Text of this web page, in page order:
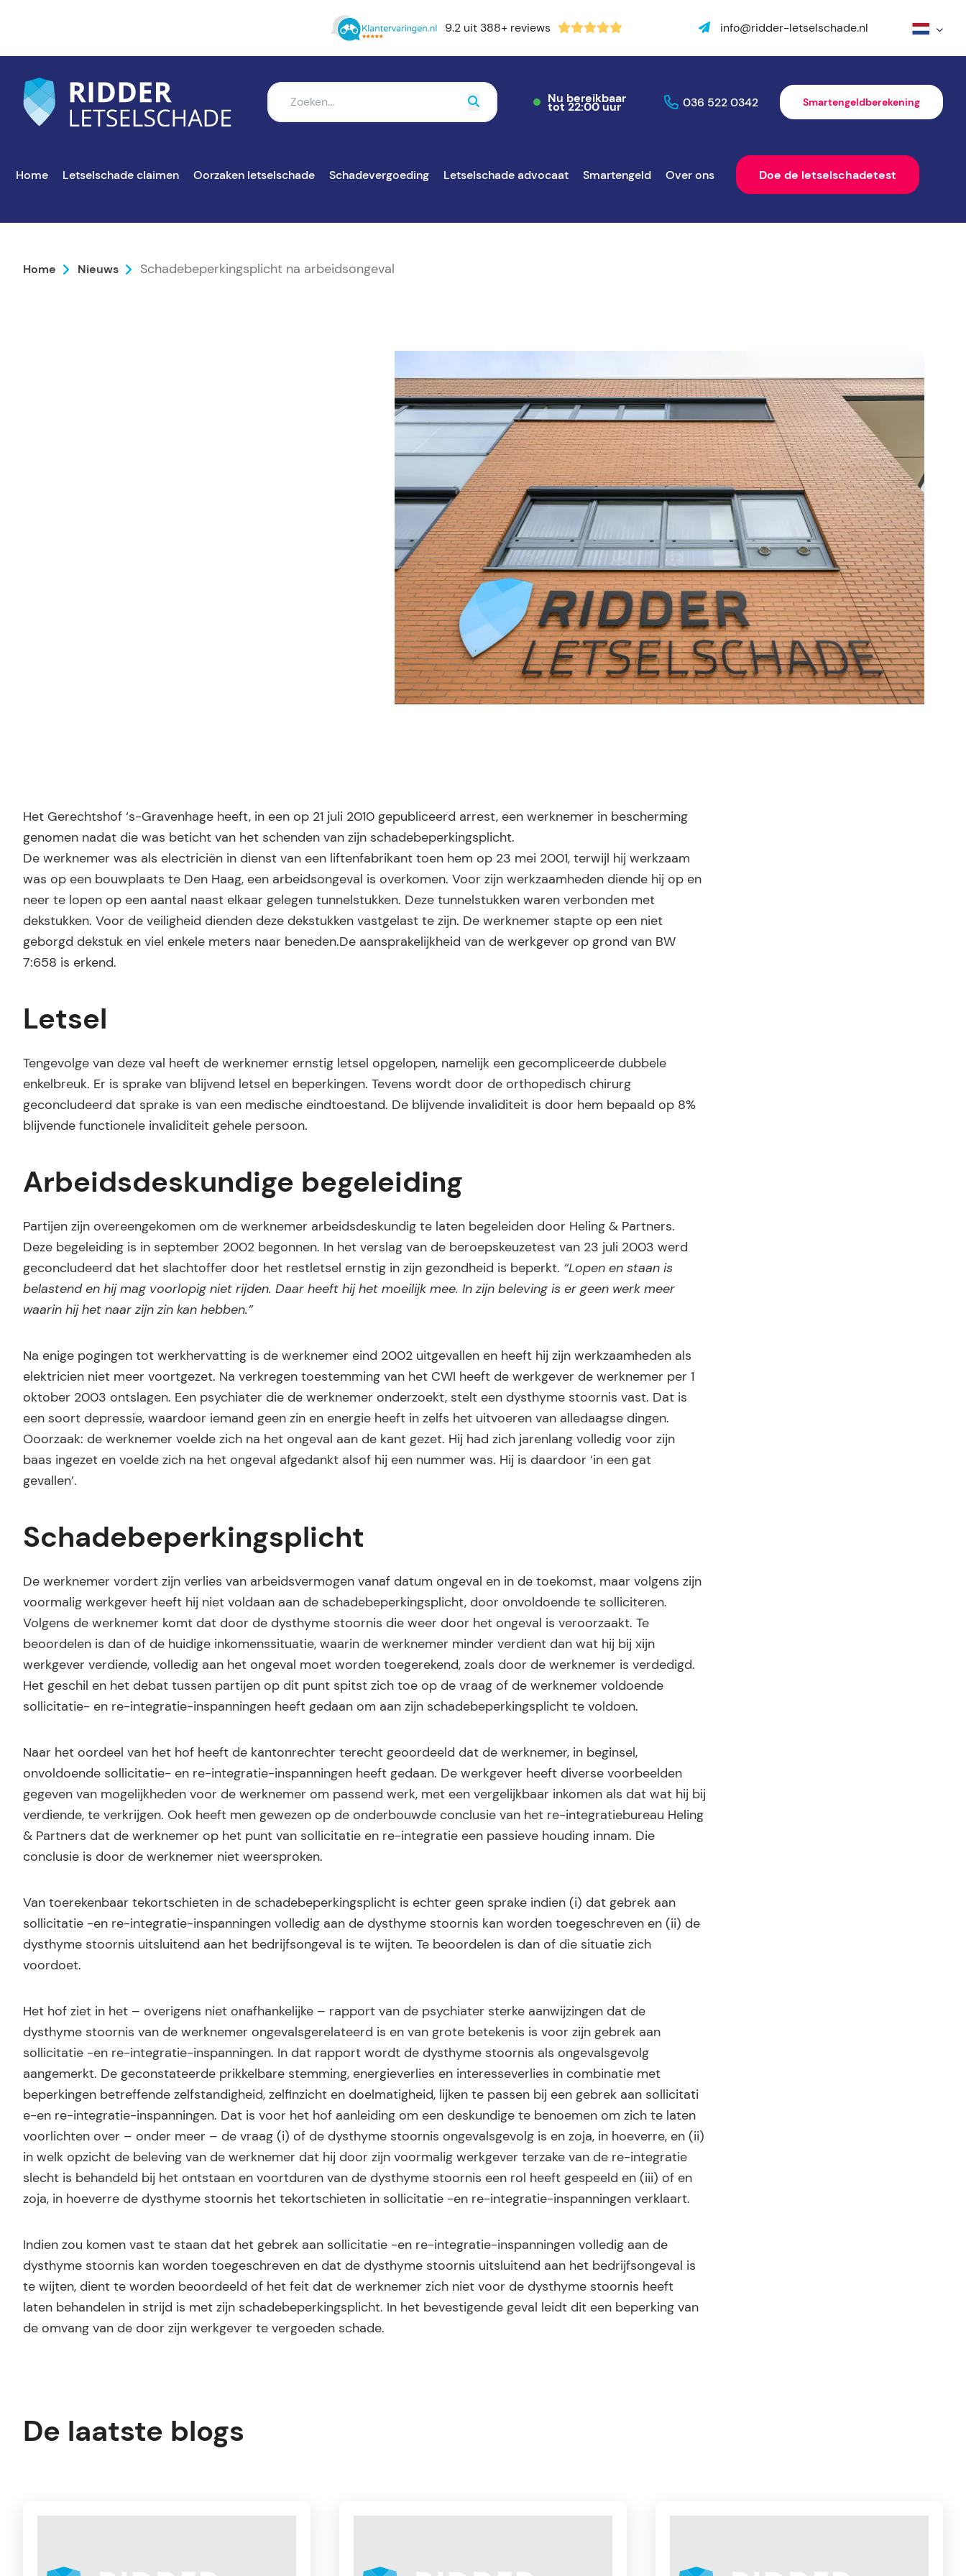
9.2 uit 388+ reviews info@ridder-letselschade.nl
Nu bereikbaar
tot 22:00 uur 036 522 0342 Smartengeldberekening
Home Letselschade claimen Oorzaken letselschade Schadevergoeding Letselschade advocaat Smartengeld Over ons Doe de letselschadetest
Home Nieuws Schadebeperkingsplicht na arbeidsongeval
Het Gerechtshof ‘s-Gravenhage heeft, in een op 21 juli 2010 gepubliceerd arrest, een werknemer in bescherming
genomen nadat die was beticht van het schenden van zijn schadebeperkingsplicht.
De werknemer was als electriciën in dienst van een liftenfabrikant toen hem op 23 mei 2001, terwijl hij werkzaam
was op een bouwplaats te Den Haag, een arbeidsongeval is overkomen. Voor zijn werkzaamheden diende hij op en
neer te lopen op een aantal naast elkaar gelegen tunnelstukken. Deze tunnelstukken waren verbonden met
dekstukken. Voor de veiligheid dienden deze dekstukken vastgelast te zijn. De werknemer stapte op een niet
geborgd dekstuk en viel enkele meters naar beneden.De aansprakelijkheid van de werkgever op grond van BW
7:658 is erkend.
Letsel
Tengevolge van deze val heeft de werknemer ernstig letsel opgelopen, namelijk een gecompliceerde dubbele
enkelbreuk. Er is sprake van blijvend letsel en beperkingen. Tevens wordt door de orthopedisch chirurg
geconcludeerd dat sprake is van een medische eindtoestand. De blijvende invaliditeit is door hem bepaald op 8%
blijvende functionele invaliditeit gehele persoon.
Arbeidsdeskundige begeleiding
Partijen zijn overeengekomen om de werknemer arbeidsdeskundig te laten begeleiden door Heling & Partners.
Deze begeleiding is in september 2002 begonnen. In het verslag van de beroepskeuzetest van 23 juli 2003 werd
geconcludeerd dat het slachtoffer door het restletsel ernstig in zijn gezondheid is beperkt. “Lopen en staan is
belastend en hij mag voorlopig niet rijden. Daar heeft hij het moeilijk mee. In zijn beleving is er geen werk meer
waarin hij het naar zijn zin kan hebben.”
Na enige pogingen tot werkhervatting is de werknemer eind 2002 uitgevallen en heeft hij zijn werkzaamheden als
elektricien niet meer voortgezet. Na verkregen toestemming van het CWI heeft de werkgever de werknemer per 1
oktober 2003 ontslagen. Een psychiater die de werknemer onderzoekt, stelt een dysthyme stoornis vast. Dat is
een soort depressie, waardoor iemand geen zin en energie heeft in zelfs het uitvoeren van alledaagse dingen.
Ooorzaak: de werknemer voelde zich na het ongeval aan de kant gezet. Hij had zich jarenlang volledig voor zijn
baas ingezet en voelde zich na het ongeval afgedankt alsof hij een nummer was. Hij is daardoor ‘in een gat
gevallen’.
Schadebeperkingsplicht
De werknemer vordert zijn verlies van arbeidsvermogen vanaf datum ongeval en in de toekomst, maar volgens zijn
voormalig werkgever heeft hij niet voldaan aan de schadebeperkingsplicht, door onvoldoende te solliciteren.
Volgens de werknemer komt dat door de dysthyme stoornis die weer door het ongeval is veroorzaakt. Te
beoordelen is dan of de huidige inkomenssituatie, waarin de werknemer minder verdient dan wat hij bij xijn
werkgever verdiende, volledig aan het ongeval moet worden toegerekend, zoals door de werknemer is verdedigd.
Het geschil en het debat tussen partijen op dit punt spitst zich toe op de vraag of de werknemer voldoende
sollicitatie- en re-integratie-inspanningen heeft gedaan om aan zijn schadebeperkingsplicht te voldoen.
Naar het oordeel van het hof heeft de kantonrechter terecht geoordeeld dat de werknemer, in beginsel,
onvoldoende sollicitatie- en re-integratie-inspanningen heeft gedaan. De werkgever heeft diverse voorbeelden
gegeven van mogelijkheden voor de werknemer om passend werk, met een vergelijkbaar inkomen als dat wat hij bij
verdiende, te verkrijgen. Ook heeft men gewezen op de onderbouwde conclusie van het re-integratiebureau Heling
& Partners dat de werknemer op het punt van sollicitatie en re-integratie een passieve houding innam. Die
conclusie is door de werknemer niet weersproken.
Van toerekenbaar tekortschieten in de schadebeperkingsplicht is echter geen sprake indien (i) dat gebrek aan
sollicitatie -en re-integratie-inspanningen volledig aan de dysthyme stoornis kan worden toegeschreven en (ii) de
dysthyme stoornis uitsluitend aan het bedrijfsongeval is te wijten. Te beoordelen is dan of die situatie zich
voordoet.
Het hof ziet in het – overigens niet onafhankelijke – rapport van de psychiater sterke aanwijzingen dat de
dysthyme stoornis van de werknemer ongevalsgerelateerd is en van grote betekenis is voor zijn gebrek aan
sollicitatie -en re-integratie-inspanningen. In dat rapport wordt de dysthyme stoornis als ongevalsgevolg
aangemerkt. De geconstateerde prikkelbare stemming, energieverlies en interesseverlies in combinatie met
beperkingen betreffende zelfstandigheid, zelfinzicht en doelmatigheid, lijken te passen bij een gebrek aan sollicitati
e-en re-integratie-inspanningen. Dat is voor het hof aanleiding om een deskundige te benoemen om zich te laten
voorlichten over – onder meer – de vraag (i) of de dysthyme stoornis ongevalsgevolg is en zoja, in hoeverre, en (ii)
in welk opzicht de beleving van de werknemer dat hij door zijn voormalig werkgever terzake van de re-integratie
slecht is behandeld bij het ontstaan en voortduren van de dysthyme stoornis een rol heeft gespeeld en (iii) of en
zoja, in hoeverre de dysthyme stoornis het tekortschieten in sollicitatie -en re-integratie-inspanningen verklaart.
Indien zou komen vast te staan dat het gebrek aan sollicitatie -en re-integratie-inspanningen volledig aan de
dysthyme stoornis kan worden toegeschreven en dat de dysthyme stoornis uitsluitend aan het bedrijfsongeval is
te wijten, dient te worden beoordeeld of het feit dat de werknemer zich niet voor de dysthyme stoornis heeft
laten behandelen in strijd is met zijn schadebeperkingsplicht. In het bevestigende geval leidt dit een beperking van
de omvang van de door zijn werkgever te vergoeden schade.
De laatste blogs